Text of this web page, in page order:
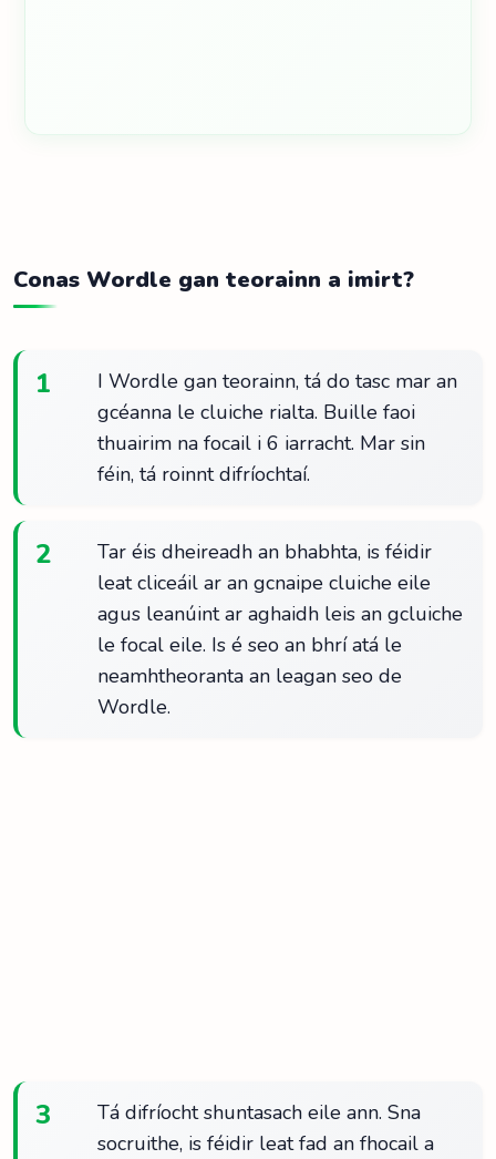
Conas Wordle gan teorainn a imirt?
1
I Wordle gan teorainn, tá do tasc mar an
gcéanna le cluiche rialta. Buille faoi
thuairim na focail i 6 iarracht. Mar sin
féin, tá roinnt difríochtaí.
2
Tar éis dheireadh an bhabhta, is féidir
leat cliceáil ar an gcnaipe cluiche eile
agus leanúint ar aghaidh leis an gcluiche
le focal eile. Is é seo an bhrí atá le
neamhtheoranta an leagan seo de
Wordle.
3
Tá difríocht shuntasach eile ann. Sna
socruithe, is féidir leat fad an fhocail a